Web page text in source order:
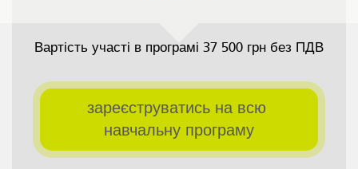
Вартість участі в програмі 37 500 грн без ПДВ
зареєструватись на всю
навчальну програму